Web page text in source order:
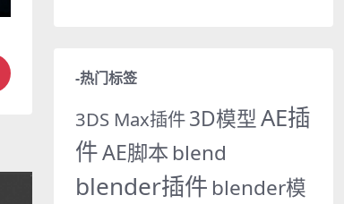
-热门标签
3DS Max插件3D模型AE插
件AE脚本 blend
blender插件 blender模